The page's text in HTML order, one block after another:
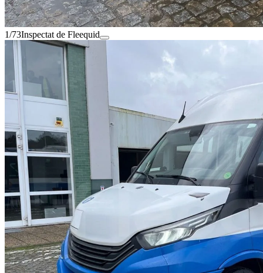
1/73Inspectat de Fleequid